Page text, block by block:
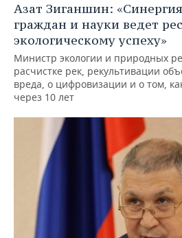
Азат Зиганшин:
граждан и науки ведет
экологическому успеху»
Министр экологии и природных
расчистке рек, рекультивации
вреда, о цифровизации и о том,
через 10 лет